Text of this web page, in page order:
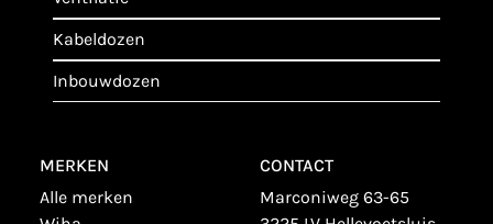
kabeldozen
inbouwdozen
MERKEN
alle merken
CONTACT
Marconiweg 63-65